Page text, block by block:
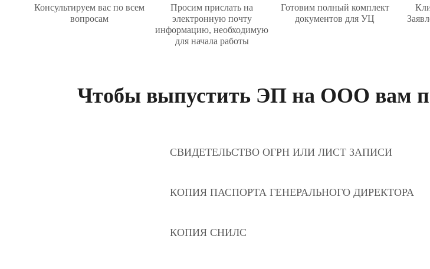
Консультируем вас по всем
вопросам
Просим прислать на
электронную почту
информацию, необходимую
для начала работы
Готовим полный комплект
документов для УЦ
Чтобы выпустить ЭП на ООО вам
СВИДЕТЕЛЬСТВО ОГРН ИЛИ ЛИСТ ЗАПИСИ
КОПИЯ ПАСПОРТА ГЕНЕРАЛЬНОГО ДИРЕКТОРА
КОПИЯ СНИЛС